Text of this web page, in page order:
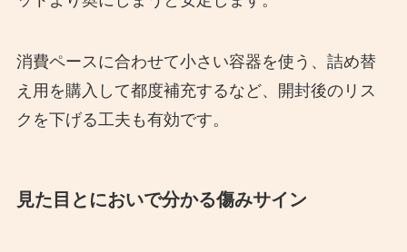
消費ペースに合わせて小さい容器を使う、詰め替
え用を購入して都度補充するなど、開封後のリス
クを下げる工夫も有効です。
見た目とにおいで分かる傷みサイン